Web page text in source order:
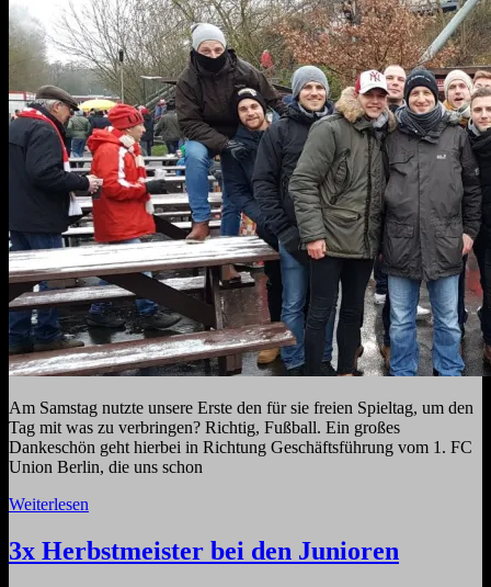
Am Samstag nutzte unsere Erste den für sie freien Spieltag, um den
Tag mit was zu verbringen? Richtig, Fußball. Ein großes
Dankeschön geht hierbei in Richtung Geschäftsführung vom 1. FC
Union Berlin, die uns schon
Weiterlesen
3x Herbstmeister bei den Junioren